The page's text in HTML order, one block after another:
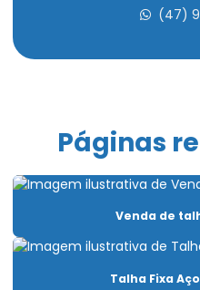
Cabo de aço para elevadores
Cabo de aço para talha
Caminho de rolamento para
Capacitação Para Uso De
Carro Talha Duplaviga
(47)
Páginas
Venda de
Talha Fixa